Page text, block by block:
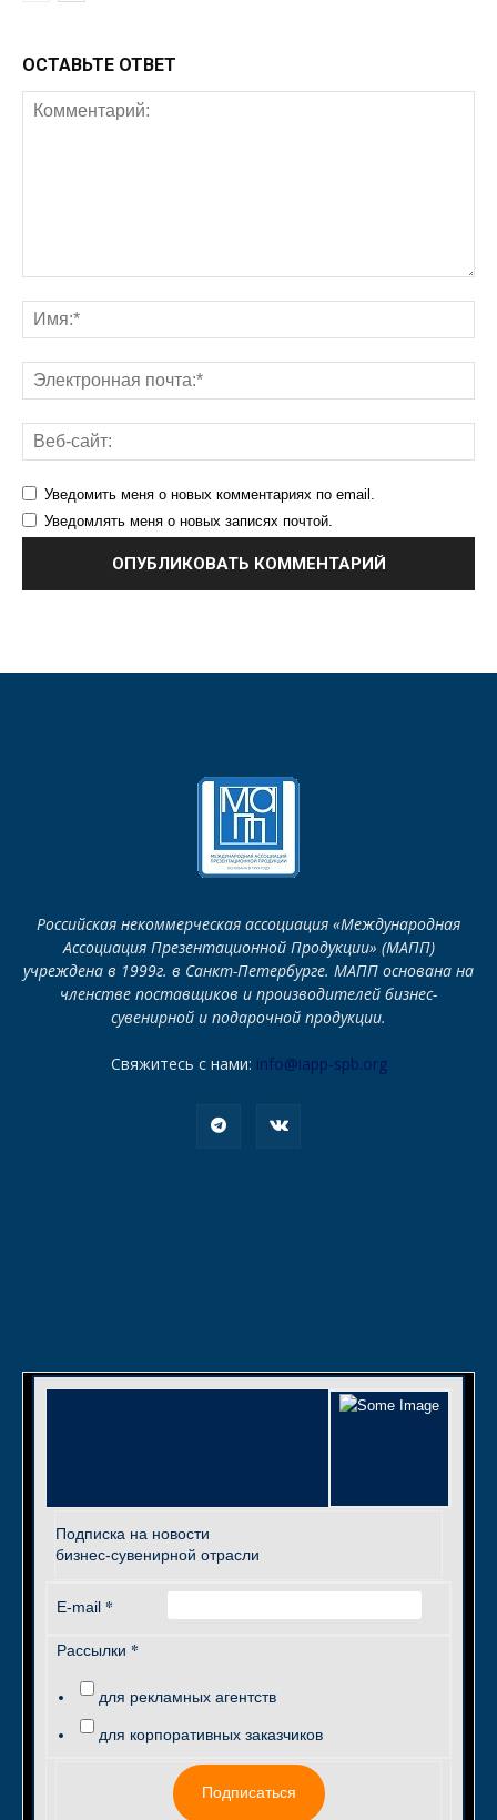
ОСТАВЬТЕ ОТВЕТ
Уведомить меня о новых комментариях по email.
Уведомлять меня о новых записях почтой.
Российская некоммерческая ассоциация «Международная
Ассоциация Презентационной Продукции» (МАПП)
учреждена в 1999г. в Санкт-Петербурге. МАПП основана на
членстве поставщиков и производителей бизнес-
сувенирной и подарочной продукции.
Свяжитесь с нами: info@iapp-spb.org
Подписка на новости
бизнес-сувенирной отрасли
E-mail *
Рассылки *
для рекламных агентств
для корпоративных заказчиков
Подписаться